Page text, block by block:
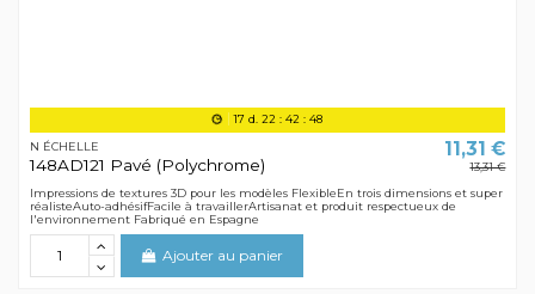
17 d. 22 :42 :48
N ÉCHELLE
148AD121 Pavé (Polychrome)
11,31 €
13,31 €
Impressions de textures 3D pour les modèles FlexibleEn trois dimensions et super
réalisteAuto-adhésifFacile à travaillerArtisanat et produit respectueux de
l'environnement Fabriqué en Espagne
Ajouter au panier